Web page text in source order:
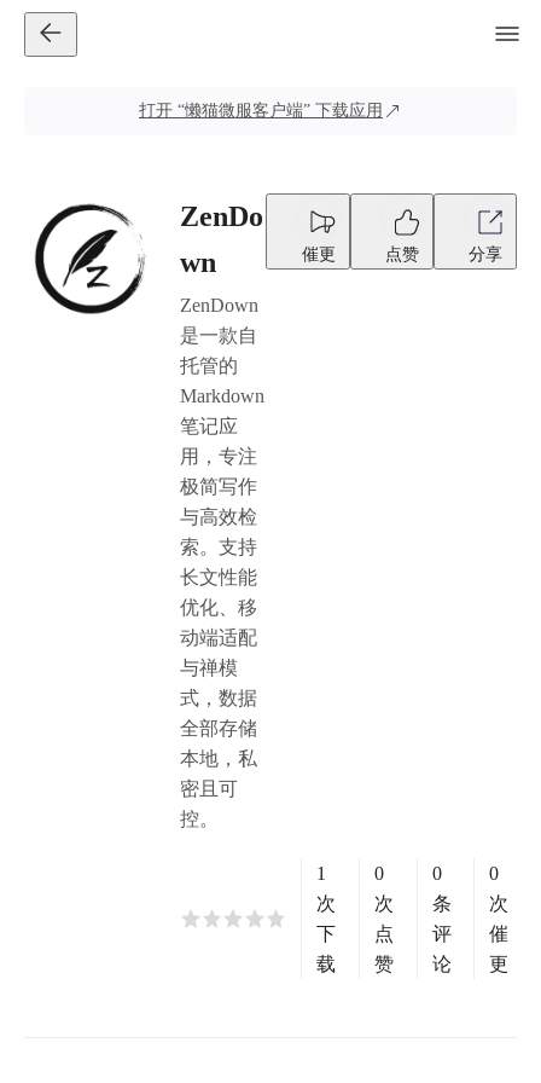
打开 “懒猫微服客户端” 下载应用
ZenDo
wn
ZenDown
是一款自
托管的
Markdown
笔记应
用，专注
极简写作
与高效检
索。支持
长文性能
优化、移
动端适配
与禅模
式，数据
全部存储
本地，私
密且可
控。
催更 点赞 分享
1
次
下
载
0
次
点
赞
0
条
评
论
0
次
催
更